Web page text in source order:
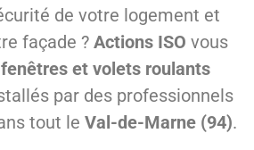
de votre logement et
façade ? Actions ISO vous
fenêtres et volets roulants
par des professionnels
tout le Val-de-Marne (94).